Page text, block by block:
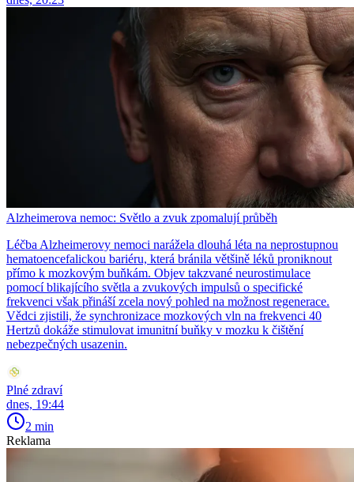
Alzheimerova nemoc: Světlo a zvuk zpomalují průběh
Léčba Alzheimerovy nemoci narážela dlouhá léta na neprostupnou
hematoencefalickou bariéru, která bránila většině léků proniknout
přímo k mozkovým buňkám. Objev takzvané neurostimulace
pomocí blikajícího světla a zvukových impulsů o specifické
frekvenci však přináší zcela nový pohled na možnost regenerace.
Vědci zjistili, že synchronizace mozkových vln na frekvenci 40
Hertzů dokáže stimulovat imunitní buňky v mozku k čištění
nebezpečných usazenin.
Plné zdraví
dnes, 19:44
2 min
Reklama